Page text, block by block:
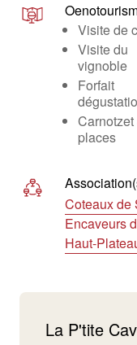
Visite de
Visite du
vignoble
Forfait
Carnotzet
places
Coteaux de
Encaveurs
Haut-
La P'tite